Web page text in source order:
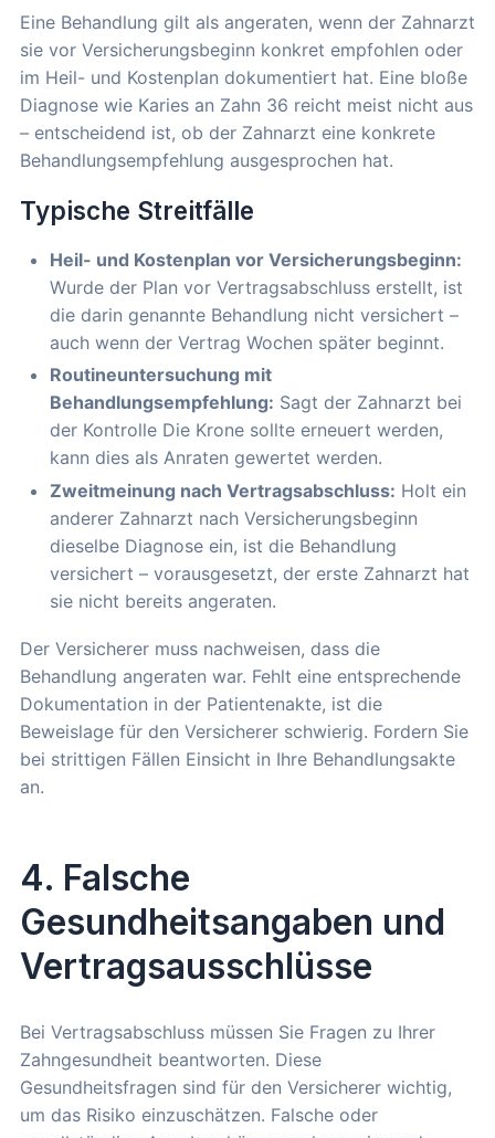
Eine Behandlung gilt als angeraten, wenn der Zahnarzt
sie vor Versicherungsbeginn konkret empfohlen oder
im Heil- und Kostenplan dokumentiert hat. Eine bloße
Diagnose wie Karies an Zahn 36 reicht meist nicht aus
– entscheidend ist, ob der Zahnarzt eine konkrete
Behandlungsempfehlung ausgesprochen hat.
Typische Streitfälle
Heil- und Kostenplan vor Versicherungsbeginn:
Wurde der Plan vor Vertragsabschluss erstellt, ist
die darin genannte Behandlung nicht versichert –
auch wenn der Vertrag Wochen später beginnt.
Routineuntersuchung mit
Behandlungsempfehlung: Sagt der Zahnarzt bei
der Kontrolle Die Krone sollte erneuert werden,
kann dies als Anraten gewertet werden.
Zweitmeinung nach Vertragsabschluss: Holt ein
anderer Zahnarzt nach Versicherungsbeginn
dieselbe Diagnose ein, ist die Behandlung
versichert – vorausgesetzt, der erste Zahnarzt hat
sie nicht bereits angeraten.
Der Versicherer muss nachweisen, dass die
Behandlung angeraten war. Fehlt eine entsprechende
Dokumentation in der Patientenakte, ist die
Beweislage für den Versicherer schwierig. Fordern Sie
bei strittigen Fällen Einsicht in Ihre Behandlungsakte
an.
4. Falsche
Gesundheitsangaben und
Vertragsausschlüsse
Bei Vertragsabschluss müssen Sie Fragen zu Ihrer
Zahngesundheit beantworten. Diese
Gesundheitsfragen sind für den Versicherer wichtig,
um das Risiko einzuschätzen. Falsche oder